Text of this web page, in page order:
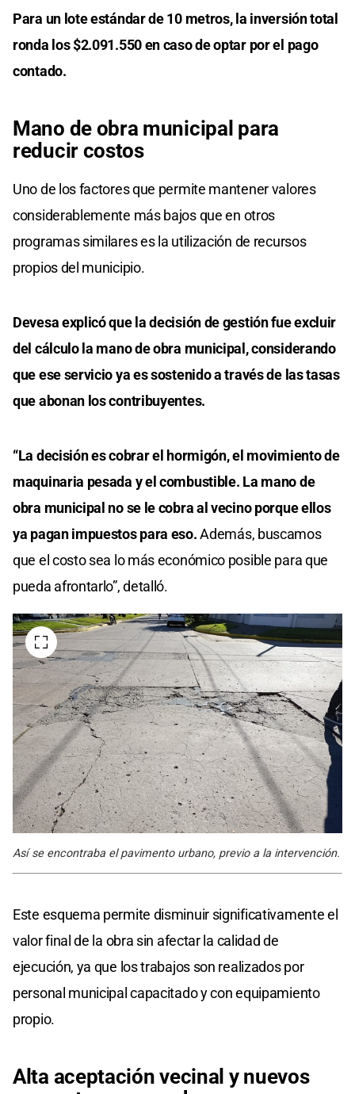
Para un lote estándar de 10 metros, la inversión total
ronda los $2.091.550 en caso de optar por el pago
contado.
Mano de obra municipal para
reducir costos
Uno de los factores que permite mantener valores
considerablemente más bajos que en otros
programas similares es la utilización de recursos
propios del municipio.
Devesa explicó que la decisión de gestión fue excluir
del cálculo la mano de obra municipal, considerando
que ese servicio ya es sostenido a través de las tasas
que abonan los contribuyentes.
“La decisión es cobrar el hormigón, el movimiento de
maquinaria pesada y el combustible. La mano de
obra municipal no se le cobra al vecino porque ellos
ya pagan impuestos para eso.Además, buscamos
que el costo sea lo más económico posible para que
pueda afrontarlo”, detalló.
Así se encontraba el pavimento urbano, previo a la intervención.
Este esquema permite disminuir significativamente el
valor final de la obra sin afectar la calidad de
ejecución, ya que los trabajos son realizados por
personal municipal capacitado y con equipamiento
propio.
Alta aceptación vecinal y nuevos